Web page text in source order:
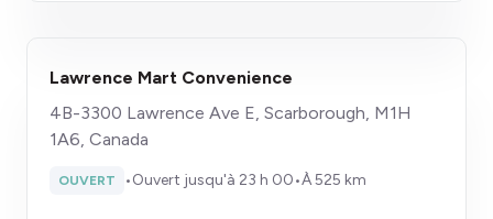
Lawrence Mart Convenience
4B-3300 Lawrence Ave E, Scarborough, M1H
1A6, Canada
OUVERT •Ouvert jusqu'à 23 h 00•À 525 km